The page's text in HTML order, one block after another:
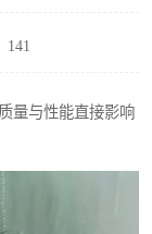
141
量与性能直接影响